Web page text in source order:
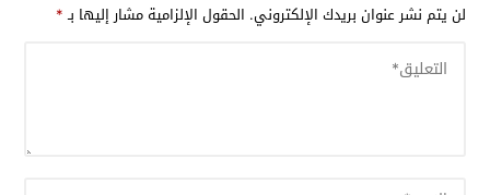
لن يتم نشر عنوان بريدك الإلكتروني. الحقول الإلزامية مشار إليها بـ*